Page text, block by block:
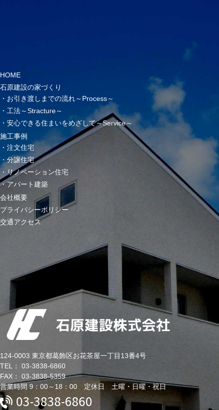
HOME
石原建設の家づくり
お引き渡しまでの流れ～Process～
工法～Stracture～
安心できる住まいをめざして～Service～
施工事例
注文住宅
分譲住宅
リノベーション住宅
アパート建築
会社概要
プライバシーポリシー
交通アクセス
124-0003 東京都葛飾区お花茶屋一丁目13番4号
TEL： 03-3838-6860
FAX： 03-3838-5359
営業時間 9：00～18：00 定休日 土曜・日曜・祝日
03-3838-6860